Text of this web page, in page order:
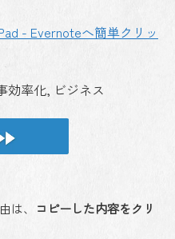
- Evernoteへ簡単クリッ
効率化, ビジネス
は、
コピーした内容をクリ